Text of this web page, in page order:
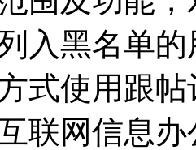
入黑名单
式使用跟
联网信息